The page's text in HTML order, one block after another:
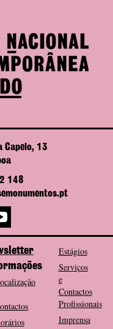
Capelo, 13
148
Estágios
Serviços
e
Contactos
Profissionais
Imprensa